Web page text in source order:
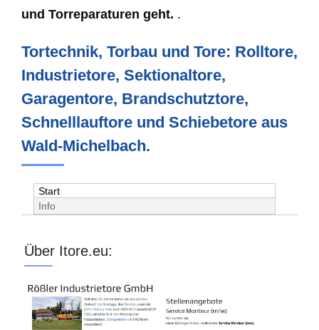
und Torreparaturen geht. .
Tortechnik, Torbau und Tore: Rolltore,
Industrietore, Sektionaltore,
Garagentore, Brandschutztore,
Schnelllauftore und Schiebetore aus
Wald-Michelbach.
Start
Info
Über Itore.eu: